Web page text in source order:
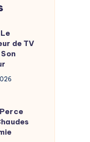
de TV